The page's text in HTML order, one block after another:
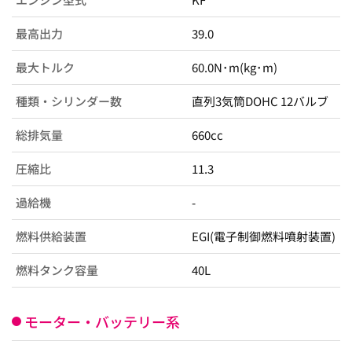
最高出力 39.0
最大トルク 60.0N･m(kg･m)
種類・シリンダー数 直列3気筒DOHC 12バルブ
総排気量 660cc
圧縮比 11.3
過給機 -
燃料供給装置 EGI(電子制御燃料噴射装置)
燃料タンク容量 40L
モーター・バッテリー系